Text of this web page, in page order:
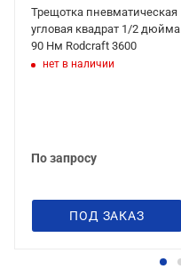
Трещотка пневматическая
угловая квадрат 1/2 дюйма
90 Нм Rodcraft 3600
нет в наличии
По запросу
ПОД ЗАКАЗ